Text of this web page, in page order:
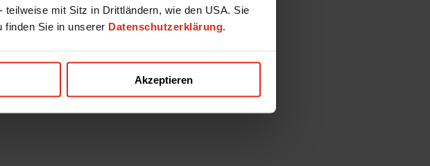
mit Sitz in Drittländern, wie den USA. Sie
finden Sie in unserer Datenschutzerklärung.
Akzeptieren